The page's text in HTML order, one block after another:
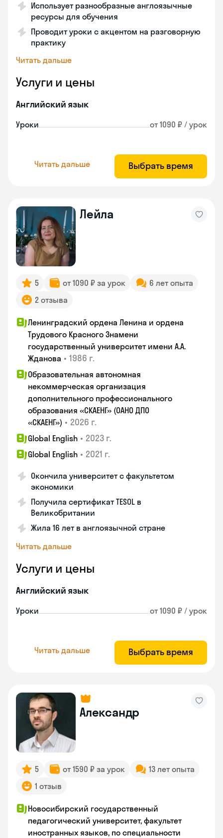
Использует разнообразные англоязычные
ресурсы для обучения
Проводит уроки с акцентом на разговорную
практику
Читать дальше
Услуги и цены
Английский язык
Уроки от 1090 ₽ / урок
Читать дальше Выбрать время
Лейла
5 от 1090 ₽ за урок
6 лет опыта
2 отзыва
Ленинградский ордена Ленина и ордена
Трудового Красного Знамени
государственный университет имени А.А.
Жданова • 1986 г.
Образовательная автономная
некоммерческая организация
дополнительного профессионального
образования «СКАЕНГ» (ОАНО ДПО
«СКАЕНГ») • 2026 г.
Global English • 2023 г.
Global English • 2021 г.
Окончила университет с факультетом
экономики
Получила сертификат TESOL в
Великобритании
Жила 16 лет в англоязычной стране
Читать дальше
Услуги и цены
Английский язык
Уроки от 1090 ₽ / урок
Читать дальше Выбрать время
Александр
5 от 1590 ₽ за урок
13 лет опыта
1 отзыв
Новосибирский государственный
педагогический университет, факультет
иностранных языков, по специальности